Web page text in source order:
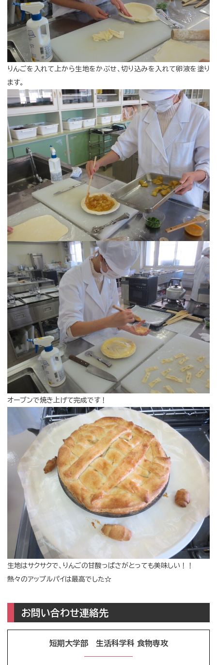
りんごを入れて上から生地をかぶせ、切り込みを入れて卵液を塗り
ます。
オーブンで焼き上げて完成です！
生地はサクサクで、りんごの甘酸っぱさがとっても美味しい！！
熱々のアップルパイは最高でした☆
お問い合わせ連絡先
短期大学部 生活科学科 食物専攻